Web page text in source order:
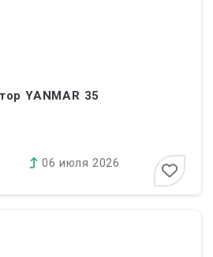
YANMAR 35
06 июля 2026